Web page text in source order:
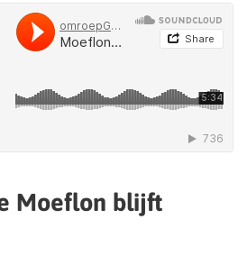
Moeflon blijft